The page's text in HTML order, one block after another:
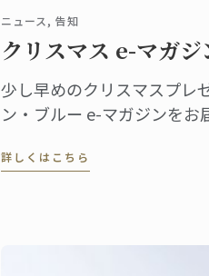
ニュース, 告知
クリスマス e-マガ
少し早めのクリスマスプレ
ン・ブルー e-マガジンをお
ルドン・ブルー。 料理の出
詳しくはこちら